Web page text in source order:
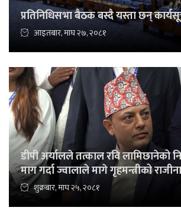
प्रतिनिधिसभा बैठक बस्दै यस्ता छन्
आइतबार, माघ २७, २०८१
डीपी अर्यालले तत्काल रवि लामिछानेको
माग गर्दा ज्वालाले मागे गृहमन्त्रीको
शुक्रबार, माघ २५, २०८१